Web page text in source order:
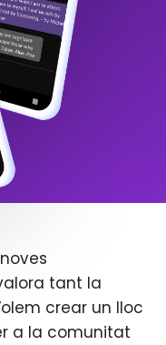
tant la
crear un lloc
a la comunitat